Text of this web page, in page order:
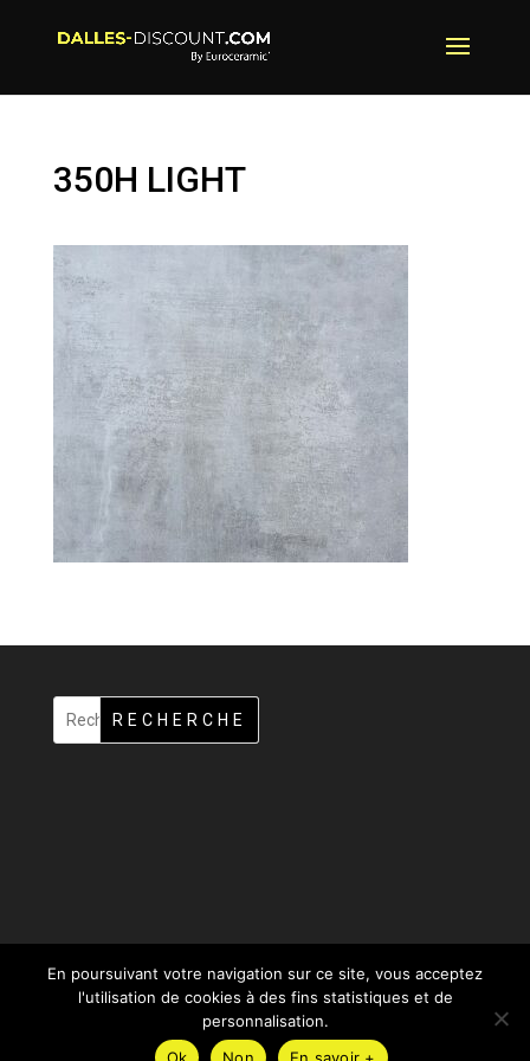
350H LIGHT
RECHERCHE
En poursuivant votre navigation sur ce site, vous acceptez
l'utilisation de cookies à des fins statistiques et de
personnalisation.
Ok
Non En savoir +